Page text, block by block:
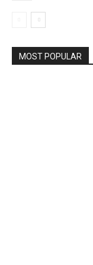
MOST POPULAR